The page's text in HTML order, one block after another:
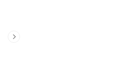
양가족으로 등록해두시면 연말
등 전부 대상으로 근로소득자의 부